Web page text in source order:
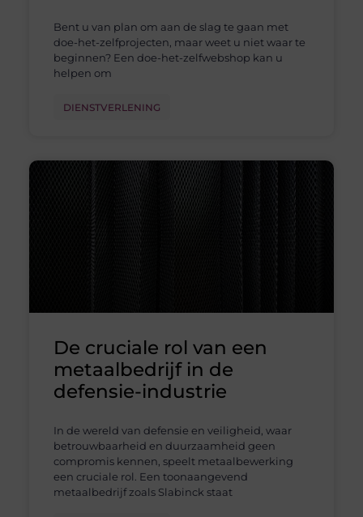
Bent u van plan om aan de slag te gaan met
doe-het-zelfprojecten, maar weet u niet waar te
beginnen? Een doe-het-zelfwebshop kan u
helpen om
DIENSTVERLENING
De cruciale rol van een
metaalbedrijf in de
defensie-industrie
In de wereld van defensie en veiligheid, waar
betrouwbaarheid en duurzaamheid geen
compromis kennen, speelt metaalbewerking
een cruciale rol. Een toonaangevend
metaalbedrijf zoals Slabinck staat